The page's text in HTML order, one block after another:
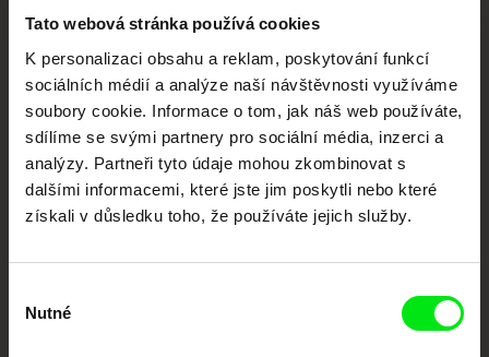
Tato webová stránka používá cookies
K personalizaci obsahu a reklam, poskytování funkcí
sociálních médií a analýze naší návštěvnosti využíváme
soubory cookie. Informace o tom, jak náš web používáte,
sdílíme se svými partnery pro sociální média, inzerci a
analýzy. Partneři tyto údaje mohou zkombinovat s
dalšími informacemi, které jste jim poskytli nebo které
získali v důsledku toho, že používáte jejich služby.
souhlasu
Nutné
Vaše online
dokumentární kino
Nové festivalové filmy
každý týden
Portál DAFilms.cz je výsledkem tvůrčí spolupráce 7 klíčových evropských
festivalů dokumentárního filmu sdružených do Doc Alliance. Naším cílem je